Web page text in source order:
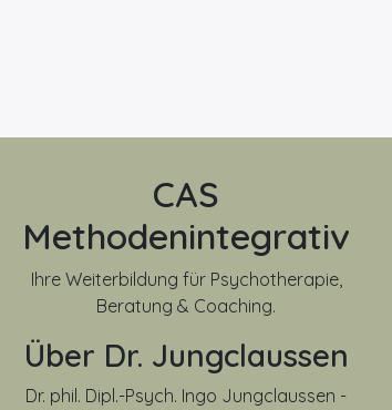
CAS
Methodenintegrativ
Ihre Weiterbildung für Psychotherapie,
Beratung & Coaching.
Über Dr. Jungclaussen
Dr. phil. Dipl.-Psych. Ingo Jungclaussen -